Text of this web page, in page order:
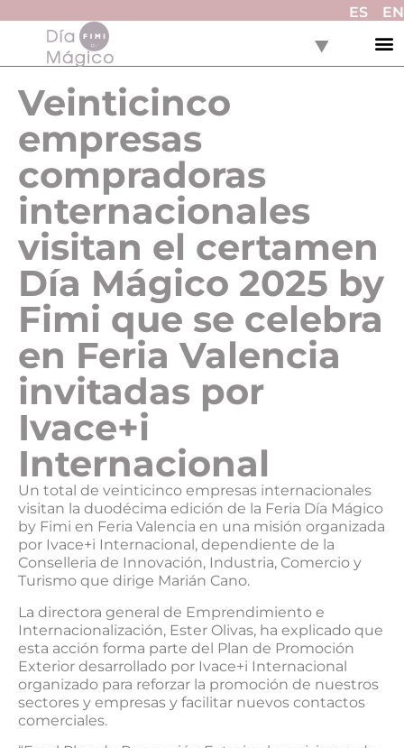
ES EN
Veinticinco
empresas
compradoras
internacionales
visitan el certamen
Día Mágico 2025 by
Fimi que se celebra
en Feria Valencia
invitadas por
Ivace+i
Internacional
Un total de veinticinco empresas internacionales
visitan la duodécima edición de la Feria Día Mágico
by Fimi en Feria Valencia en una misión organizada
por Ivace+i Internacional, dependiente de la
Conselleria de Innovación, Industria, Comercio y
Turismo que dirige Marián Cano.
La directora general de Emprendimiento e
Internacionalización, Ester Olivas, ha explicado que
esta acción forma parte del Plan de Promoción
Exterior desarrollado por Ivace+i Internacional
organizado para reforzar la promoción de nuestros
sectores y empresas y facilitar nuevos contactos
comerciales.